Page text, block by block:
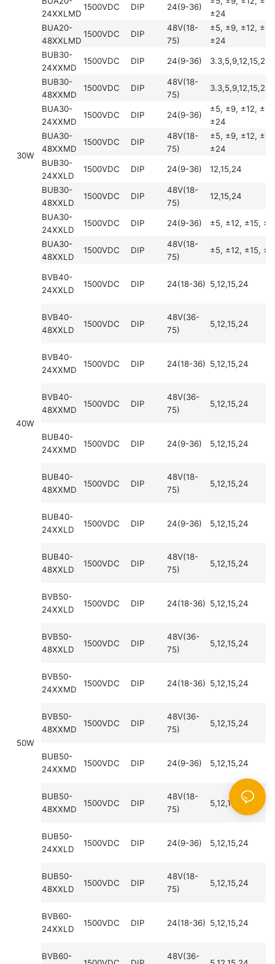
24XXLMD
1500VDC DIP 24(9-36)
±24
BUA20-
48XXLMD
1500VDC DIP
48V(18-
75)
±5, ±9, ±12,
±24
30W
BUB30-
24XXMD
1500VDC DIP 24(9-36) 3.3,5,9,12,15,24
BUB30-
48XXMD
1500VDC DIP
48V(18-
75)
3.3,5,9,12,15,24
BUA30-
24XXMD
1500VDC DIP 24(9-36)
±5, ±9, ±12,
±24
BUA30-
48XXMD
1500VDC DIP
48V(18-
75)
±5, ±9, ±12,
±24
BUB30-
24XXLD
1500VDC DIP 24(9-36) 12,15,24
BUB30-
48XXLD
1500VDC DIP
48V(18-
75)
12,15,24
BUA30-
24XXLD
1500VDC DIP 24(9-36) ±5, ±12, ±15,
BUA30-
48XXLD
1500VDC DIP
48V(18-
75)
±5, ±12, ±15,
40W
BVB40-
24XXLD
1500VDC DIP 24(18-36) 5,12,15,24
BVB40-
48XXLD
1500VDC DIP
48V(36-
75)
5,12,15,24
BVB40-
24XXMD
1500VDC DIP 24(18-36) 5,12,15,24
BVB40-
48XXMD
1500VDC DIP
48V(36-
75)
5,12,15,24
BUB40-
24XXMD
1500VDC DIP 24(9-36) 5,12,15,24
BUB40-
48XXMD
1500VDC DIP
48V(18-
75)
5,12,15,24
BUB40-
24XXLD
1500VDC DIP 24(9-36) 5,12,15,24
BUB40-
48XXLD
1500VDC DIP
48V(18-
75)
5,12,15,24
50W
BVB50-
24XXLD
1500VDC DIP 24(18-36) 5,12,15,24
BVB50-
48XXLD
1500VDC DIP
48V(36-
75)
5,12,15,24
BVB50-
24XXMD
1500VDC DIP 24(18-36) 5,12,15,24
BVB50-
48XXMD
1500VDC DIP
48V(36-
75)
5,12,15,24
BUB50-
24XXMD
1500VDC DIP 24(9-36) 5,12,15,24
BUB50-
48XXMD
1500VDC DIP
48V(18-
75)
5,12,15,24
BUB50-
24XXLD
1500VDC DIP 24(9-36) 5,12,15,24
BUB50-
48XXLD
1500VDC DIP
48V(18-
75)
5,12,15,24
BVB60-
24XXLD
1500VDC DIP 24(18-36) 5,12,15,24
BVB60-
48V(36-